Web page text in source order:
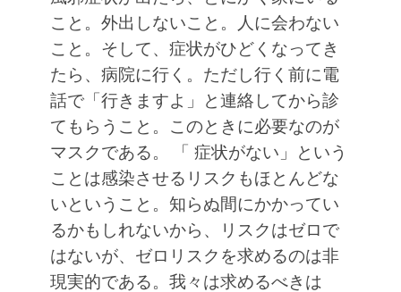
こと。外出しないこと。人に会わない
こと。そして、症状がひどくなってき
たら、病院に行く。ただし行く前に電
話で「行きますよ」と連絡してから診
てもらうこと。このときに必要なのが
マスクである。
「 症状がない」という
ことは感染させるリスクもほとんどな
いということ。知らぬ間にかかってい
るかもしれないから、リスクはゼロで
はないが、ゼロリスクを求めるのは非
現実的である。我々は求めるべきは